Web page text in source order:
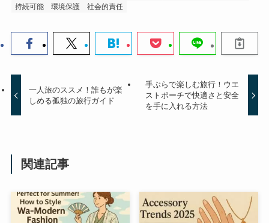
持続可能
環境保護 社会的責任
一人旅のススメ！誰もが楽
しめる孤独の旅行ガイド
手ぶらで楽しむ旅行！ウエ
ストポーチで快適さと安全
を手に入れる方法
関連記事